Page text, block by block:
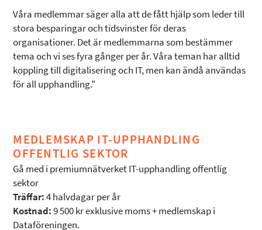
Våra medlemmar säger alla att de fått hjälp som leder till
stora besparingar och tidsvinster för deras
organisationer. Det är medlemmarna som bestämmer
tema och vi ses fyra gånger per år. Våra teman har alltid
koppling till digitalisering och IT, men kan ändå användas
för all upphandling."
MEDLEMSKAP IT-UPPHANDLING
OFFENTLIG SEKTOR
Gå med i premiumnätverket IT-upphandling offentlig
sektor
Träffar:4 halvdagar per år
Kostnad:9 500 kr exklusive moms + medlemskap i
Dataföreningen.